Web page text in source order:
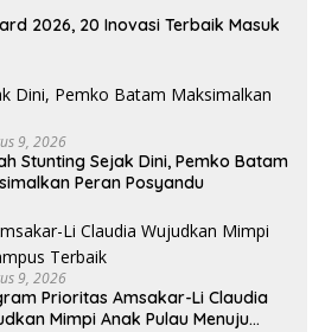
2026, 20 Inovasi Terbaik Masuk
9, 2026
Stunting Sejak Dini, Pemko Batam
Peran Posyandu
9, 2026
Prioritas Amsakar-Li Claudia
Mimpi Anak Pulau Menuju